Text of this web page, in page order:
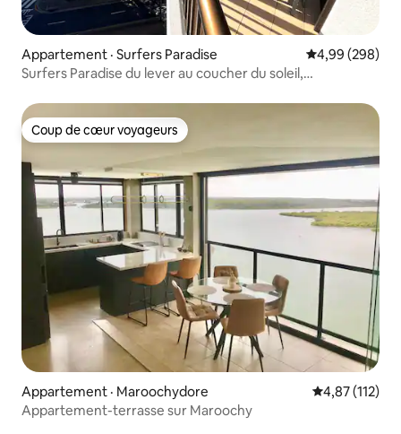
Appartement · Surfers Paradise Note
4,99 (298)
Surfers Paradise du lever au coucher du soleil,
Coup de cœur voyageurs
Coup de cœur voyageurs
Appartement · Maroochydore Note
4,87 (112)
Appartement-terrasse sur Maroochy